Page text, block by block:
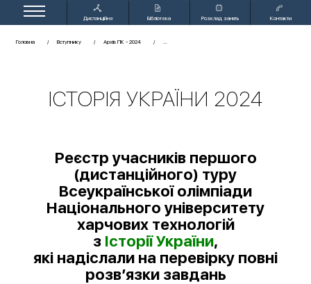
Дистанційне
Бібліотека Розклад занять Контакти
Головна Вступнику Архів ПК - 2024
ІСТОРІЯ УКРАЇНИ 2024
Реєстр учасників першого
(дистанційного) туру
Всеукраїнської олімпіади
Національного університету
харчових технологій
з Історії України,
які надіслали на перевірку повні
розв’язки завдань